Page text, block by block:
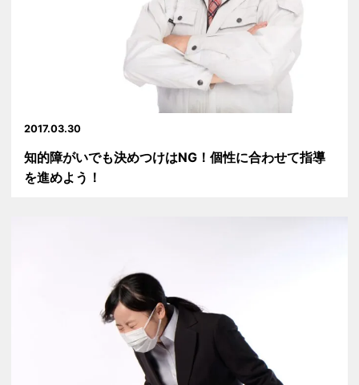
2017.03.30
知的障がいでも決めつけはNG！個性に合わせて指導
を進めよう！